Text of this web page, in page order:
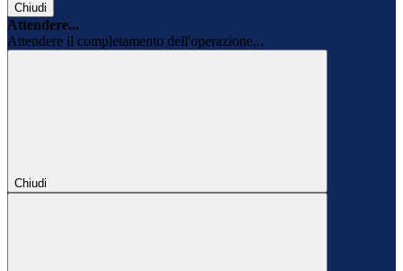
Chiudi
Attendere...
Attendere il completamento dell'operazione...
Chiudi